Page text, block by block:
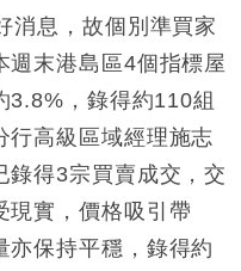
結束 承認部分彈藥庫存緊
斥4億美元押注未上市公
消息，故個別準買家
週末港島區4個指標屋
3.8%，錄得約110組
行高級區域經理施志
錄得3宗買賣成交，交
現實，價格吸引帶
亦保持平穩，錄得約